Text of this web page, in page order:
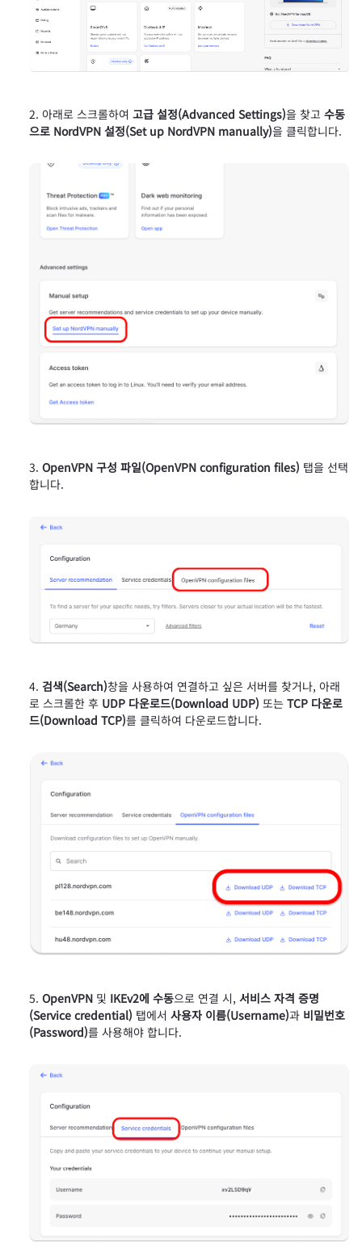
아래로 스크롤하여 고급 설정(Advanced Settings)을 찾고 수동
으로 NordVPN 설정(Set up NordVPN manually)을 클릭합니다.
OpenVPN 구성 파일(OpenVPN configuration files) 탭을 선택
합니다.
검색(Search)창을 사용하여 연결하고 싶은 서버를 찾거나, 아래
로 스크롤한 후 UDP 다운로드(Download UDP) 또는 TCP 다운로
드(Download TCP)를 클릭하여 다운로드합니다.
OpenVPN 및 IKEv2에 수동으로 연결 시, 서비스 자격 증명
(Service credential) 탭에서 사용자 이름(Username)과 비밀번호
(Password)를 사용해야 합니다.